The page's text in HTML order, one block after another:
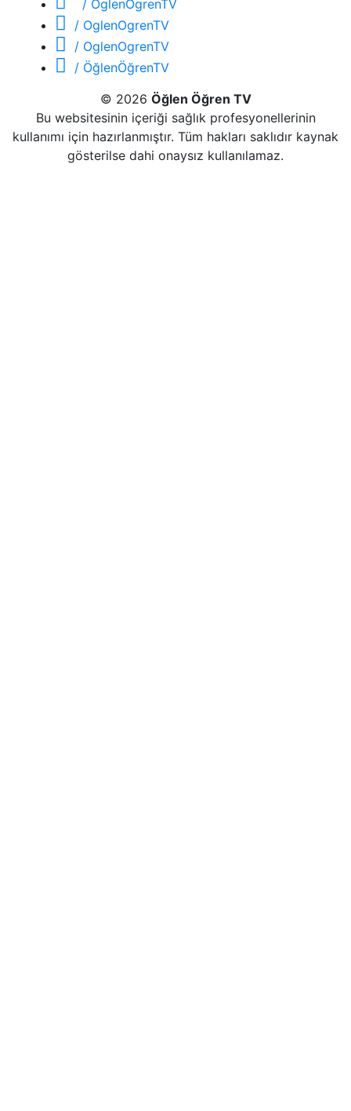
/ OglenOgrenTV
/ OglenOgrenTV
/ OglenOgrenTV
/ ÖğlenÖğrenTV
© 2026 Öğlen Öğren TV
Bu websitesinin içeriği sağlık profesyonellerinin
kullanımı için hazırlanmıştır. Tüm hakları saklıdır kaynak
gösterilse dahi onaysız kullanılamaz.